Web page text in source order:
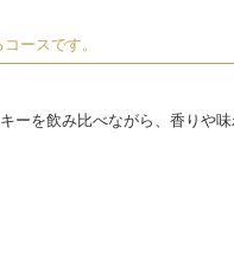
ースです。
を飲み比べながら、香りや